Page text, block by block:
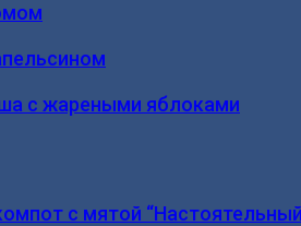
с жареными яблоками
с мятой